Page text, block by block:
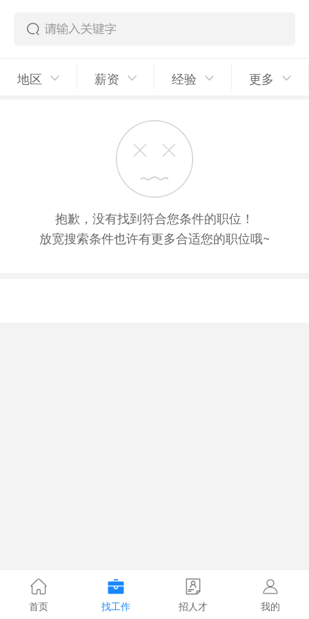
地区 薪资 经验 更多
抱歉，没有找到符合您条件的职位！
放宽搜索条件也许有更多合适您的职位哦~
首页 找工作 招人才 我的